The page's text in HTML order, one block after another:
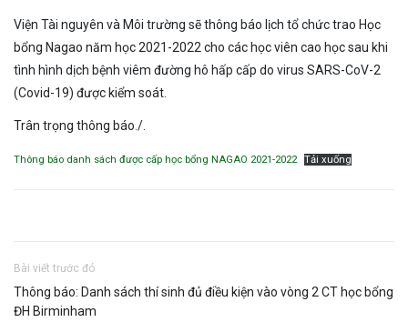
Viện Tài nguyên và Môi trường sẽ thông báo lịch tổ chức trao Học
bổng Nagao năm học 2021-2022 cho các học viên cao học sau khi
tình hình dịch bệnh viêm đường hô hấp cấp do virus SARS-CoV-2
(Covid-19) được kiểm soát.
Trân trọng thông báo./.
Thông báo danh sách được cấp học bổng NAGAO 2021-2022 Tải xuống
Bài viết trước đó
Thông báo: Danh sách thí sinh đủ điều kiện vào vòng 2 CT học bổng
ĐH Birminham